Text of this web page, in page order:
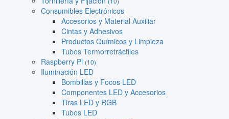
Consumibles Electrónicos
Accesorios y Material Auxiliar
Cintas y Adhesivos
Productos Químicos y Limpieza
Tubos Termorretráctiles
Raspberry Pi (10)
Iluminación LED
Bombillas y Focos LED
Componentes LED y Accesorios
Tiras LED y RGB
Tubos LED